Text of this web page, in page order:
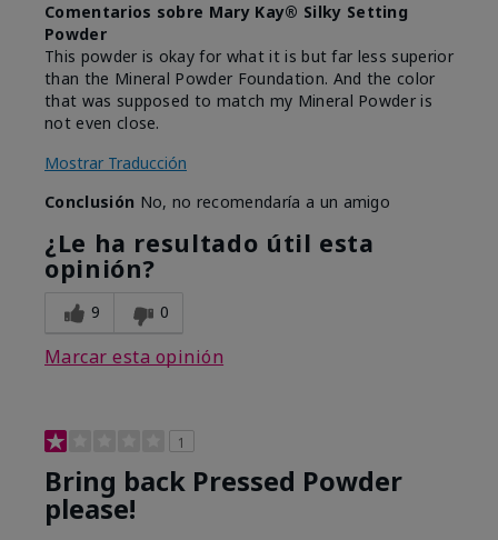
Comentarios sobre Mary Kay® Silky Setting
Powder
This powder is okay for what it is but far less superior
than the Mineral Powder Foundation. And the color
that was supposed to match my Mineral Powder is
not even close.
Mostrar Traducción
Conclusión No, no recomendaría a un amigo
¿Le ha resultado útil esta
opinión?
9 0
Marcar esta opinión
1
Bring back Pressed Powder
please!